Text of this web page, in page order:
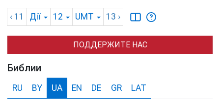
‹ 11 Дії 12 UMT 13 ›
ПОДДЕРЖИТЕ НАС
Библии
RU BY UA EN DE GR LAT